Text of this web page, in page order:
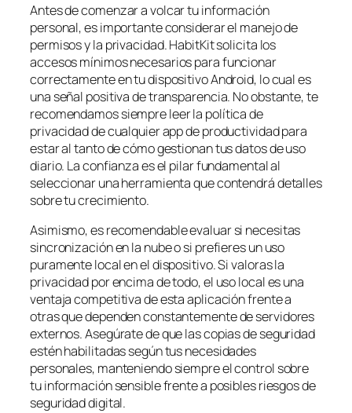
Antes de comenzar a volcar tu información
personal, es importante considerar el manejo de
permisos y la privacidad. HabitKit solicita los
accesos mínimos necesarios para funcionar
correctamente en tu dispositivo Android, lo cual es
una señal positiva de transparencia. No obstante, te
recomendamos siempre leer la política de
privacidad de cualquier app de productividad para
estar al tanto de cómo gestionan tus datos de uso
diario. La confianza es el pilar fundamental al
seleccionar una herramienta que contendrá detalles
sobre tu crecimiento.
Asimismo, es recomendable evaluar si necesitas
sincronización en la nube o si prefieres un uso
puramente local en el dispositivo. Si valoras la
privacidad por encima de todo, el uso local es una
ventaja competitiva de esta aplicación frente a
otras que dependen constantemente de servidores
externos. Asegúrate de que las copias de seguridad
estén habilitadas según tus necesidades
personales, manteniendo siempre el control sobre
tu información sensible frente a posibles riesgos de
seguridad digital.